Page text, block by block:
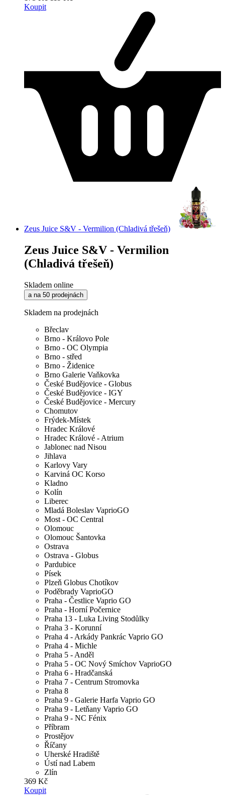
Koupit
Zeus Juice S&V - Vermilion (Chladivá třešeň)
Zeus Juice S&V - Vermilion
(Chladivá třešeň)
Skladem online
a na 50 prodejnách
Skladem na prodejnách
Břeclav
Brno - Královo Pole
Brno - OC Olympia
Brno - střed
Brno - Židenice
Brno Galerie Vaňkovka
České Budějovice - Globus
České Budějovice - IGY
České Budějovice - Mercury
Chomutov
Frýdek-Místek
Hradec Králové
Hradec Králové - Atrium
Jablonec nad Nisou
Jihlava
Karlovy Vary
Karviná OC Korso
Kladno
Kolín
Liberec
Mladá Boleslav VaprioGO
Most - OC Central
Olomouc
Olomouc Šantovka
Ostrava
Ostrava - Globus
Pardubice
Písek
Plzeň Globus Chotíkov
Poděbrady VaprioGO
Praha - Čestlice Vaprio GO
Praha - Horní Počernice
Praha 13 - Luka Living Stodůlky
Praha 3 - Korunní
Praha 4 - Arkády Pankrác Vaprio GO
Praha 4 - Michle
Praha 5 - Anděl
Praha 5 - OC Nový Smíchov VaprioGO
Praha 6 - Hradčanská
Praha 7 - Centrum Stromovka
Praha 8
Praha 9 - Galerie Harfa Vaprio GO
Praha 9 - Letňany Vaprio GO
Praha 9 - NC Fénix
Příbram
Prostějov
Říčany
Uherské Hradiště
Ústí nad Labem
Zlín
369 Kč
Koupit